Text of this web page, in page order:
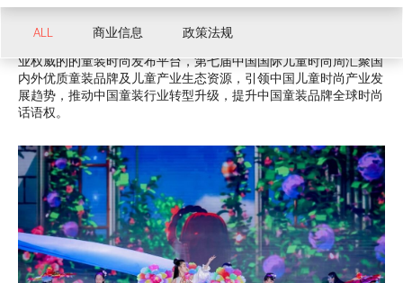
7月28日-8月3日，历时七天的第七届中国国际儿童时尚周，以“海丝
泉州、丰泽童行”为文化脉络，是一场集童装趋势发布、供应链资
源对接展、亲子时尚消费于一体的儿童风尚生活盛会。作为国内专
业权威的的童装时尚发布平台，第七届中国国际儿童时尚周汇聚国
内外优质童装品牌及儿童产业生态资源，引领中国儿童时尚产业发
展趋势，推动中国童装行业转型升级，提升中国童装品牌全球时尚
话语权。
ALL 商业信息 政策法规